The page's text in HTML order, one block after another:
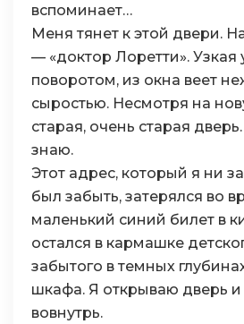
вспоминает…
Меня тянет к этой двери.
— «доктор Лоретти». Узкая
поворотом, из окна веет
сыростью. Несмотря на
старая, очень старая
знаю.
Этот адрес, который я ни
был забыть, затерялся во
маленький синий билет в
остался в кармашке
забытого в темных
шкафа. Я открываю дверь
вовнутрь.